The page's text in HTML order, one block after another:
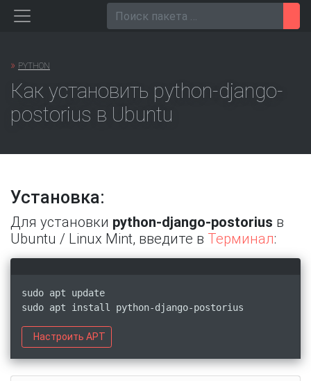
Перейти
» PYTHON
Как установить python-django-
postorius в Ubuntu
Установка:
Для установки python-django-postorius в
Ubuntu / Linux Mint, введите в Терминал:
sudo apt update
sudo apt install python-django-postorius
Настроить APT